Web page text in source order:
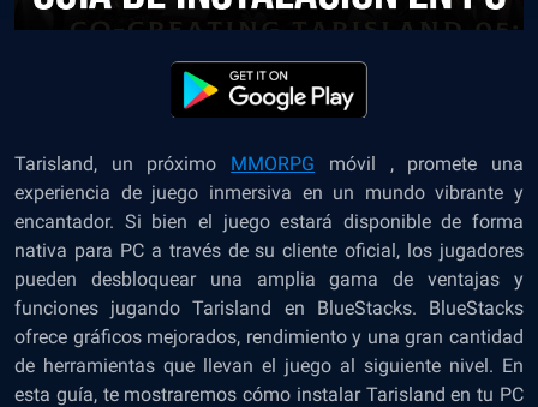
Tarisland, un próximo MMORPG móvil , promete una
experiencia de juego inmersiva en un mundo vibrante y
encantador. Si bien el juego estará disponible de forma
nativa para PC a través de su cliente oficial, los jugadores
pueden desbloquear una amplia gama de ventajas y
funciones jugando Tarisland en BlueStacks. BlueStacks
ofrece gráficos mejorados, rendimiento y una gran cantidad
de herramientas que llevan el juego al siguiente nivel. En
esta guía, te mostraremos cómo instalar Tarisland en tu PC